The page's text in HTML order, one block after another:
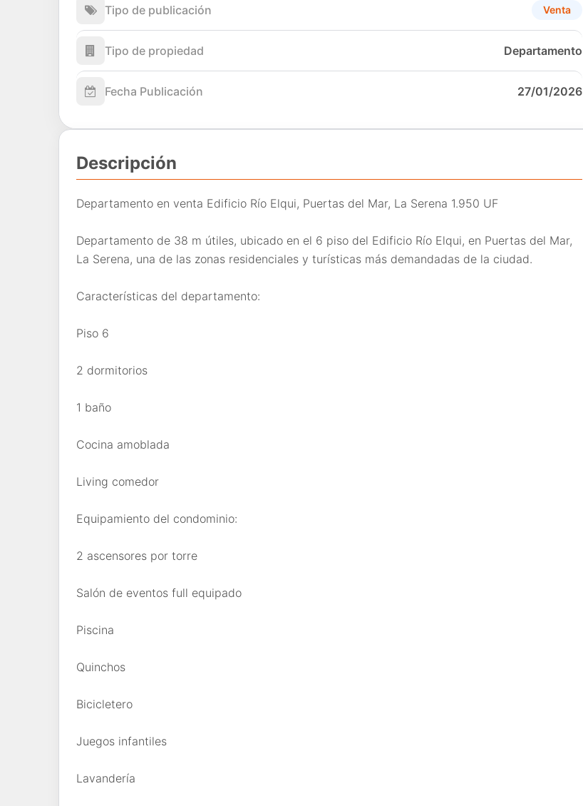
Tipo de publicación Venta
Tipo de propiedad Departamento
Fecha Publicación 27/01/2026
Descripción
Departamento en venta Edificio Río Elqui, Puertas del Mar, La Serena 1.950 UF
Departamento de 38 m útiles, ubicado en el 6 piso del Edificio Río Elqui, en Puertas del Mar,
La Serena, una de las zonas residenciales y turísticas más demandadas de la ciudad.
Características del departamento:
Piso 6
2 dormitorios
1 baño
Cocina amoblada
Living comedor
Equipamiento del condominio:
2 ascensores por torre
Salón de eventos full equipado
Piscina
Quinchos
Bicicletero
Juegos infantiles
Lavandería